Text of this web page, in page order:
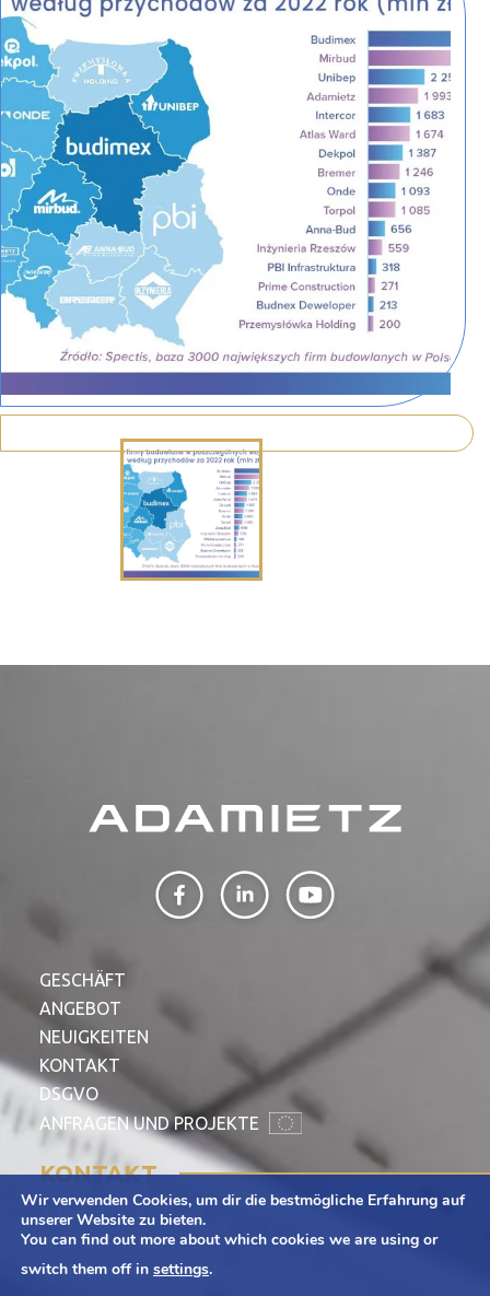
GESCHÄFT
ANGEBOT
NEUIGKEITEN
KONTAKT
DSGVO
ANFRAGEN UND PROJEKTE
KONTAKT
Adamietz S.A.
ul. Braci Prankel 1
47-100 Strzelce Opolskie
Wir verwenden Cookies, um dir die bestmögliche Erfahrung auf
unserer Website zu bieten.
You can find out more about which cookies we are using or
switch them off in settings.